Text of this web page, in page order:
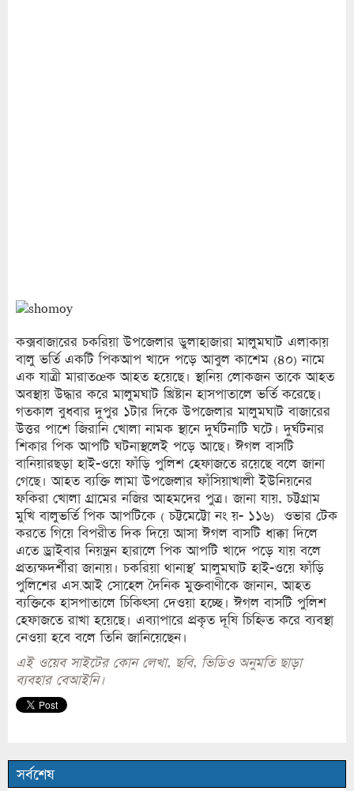
কক্সবাজারের চকরিয়া উপজেলার ডুলাহাজারা মালুমঘাট এলাকায়
বালু ভর্তি একটি পিকআপ খাদে পড়ে আবুল কাশেম (৪০) নামে
এক যাত্রী মারাতœক আহত হয়েছে। স্থানিয় লোকজন তাকে আহত
অবস্থায় উদ্ধার করে মালুমঘাট খ্রিষ্টান হাসপাতালে ভর্তি করেছে।
গতকাল বুধবার দুপুর ১টার দিকে উপজেলার মালুমঘাট বাজারের
উত্তর পাশে জিরানি খোলা নামক স্থানে দুর্ঘটনাটি ঘটে। দুর্ঘটনার
শিকার পিক আপটি ঘটনাস্থলেই পড়ে আছে। ঈগল বাসটি
বানিয়ারছড়া হাই-ওয়ে ফাঁড়ি পুলিশ হেফাজতে রয়েছে বলে জানা
গেছে। আহত ব্যক্তি লামা উপজেলার ফাঁসিয়াখালী ইউনিয়নের
ফকিরা খোলা গ্রামের নজির আহমদের পুত্র। জানা যায়, চট্টগ্রাম
মুখি বালুভর্তি পিক আপটিকে ( চট্টমেট্টো নং য়- ১১৬) ওভার টেক
করতে গিয়ে বিপরীত দিক দিয়ে আসা ঈগল বাসটি ধাক্কা দিলে
এতে ড্রাইবার নিয়ন্ত্রন হারালে পিক আপটি খাদে পড়ে যায় বলে
প্রত্যক্ষদর্শীরা জানায়। চকরিয়া থানাস্থ’ মালুমঘাট হাই-ওয়ে ফাঁড়ি
পুলিশের এস.আই সোহেল দৈনিক মুক্তবাণীকে জানান, আহত
ব্যক্তিকে হাসপাতালে চিকিৎসা দেওয়া হচ্ছে। ঈগল বাসটি পুলিশ
হেফাজতে রাখা হয়েছে। এব্যাপারে প্রকৃত দূষি চিহ্নিত করে ব্যবস্থা
নেওয়া হবে বলে তিনি জানিয়েছেন।
এই ওয়েব সাইটের কোন লেখা, ছবি, ভিডিও অনুমতি ছাড়া
ব্যবহার বেআইনি।
সর্বশেষ